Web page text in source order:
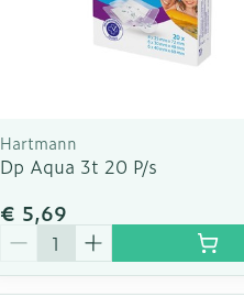
Hartmann
Dp Aqua 3t 20 P/s
€ 5,69
Aantal